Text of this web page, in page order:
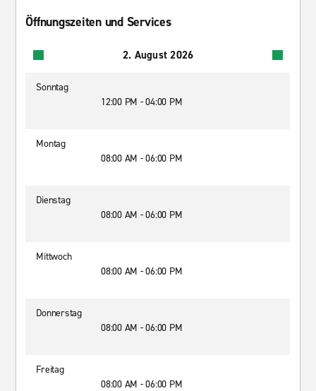
Öffnungszeiten und Services
2. August 2026
Sonntag
12:00 PM - 04:00 PM
Montag
08:00 AM - 06:00 PM
Dienstag
08:00 AM - 06:00 PM
Mittwoch
08:00 AM - 06:00 PM
Donnerstag
08:00 AM - 06:00 PM
Freitag
08:00 AM - 06:00 PM